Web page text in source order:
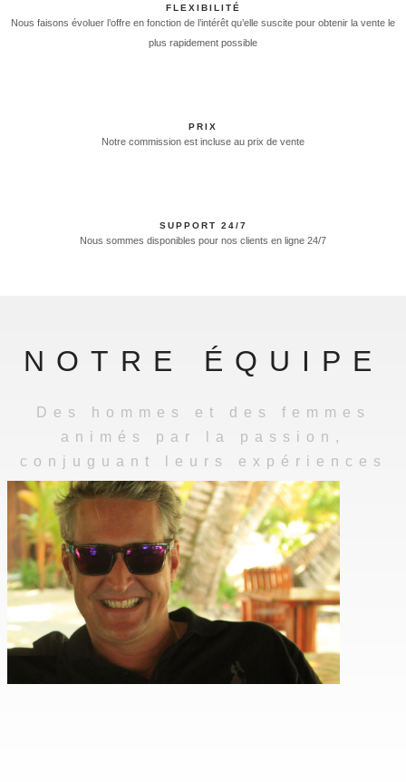
FLEXIBILITÉ
Nous faisons évoluer l’offre en fonction de l’intérêt qu’elle suscite pour obtenir la vente le
plus rapidement possible
PRIX
Notre commission est incluse au prix de vente
SUPPORT 24/7
Nous sommes disponibles pour nos clients en ligne 24/7
NOTRE ÉQUIPE
Des hommes et des femmes
animés par la passion,
conjuguant leurs expériences